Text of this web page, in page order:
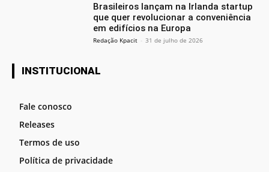
Brasileiros lançam na Irlanda startup
que quer revolucionar a conveniência
em edifícios na Europa
Redação Kpacit - 31 de julho de 2026
INSTITUCIONAL
Fale conosco
Releases
Termos de uso
Política de privacidade